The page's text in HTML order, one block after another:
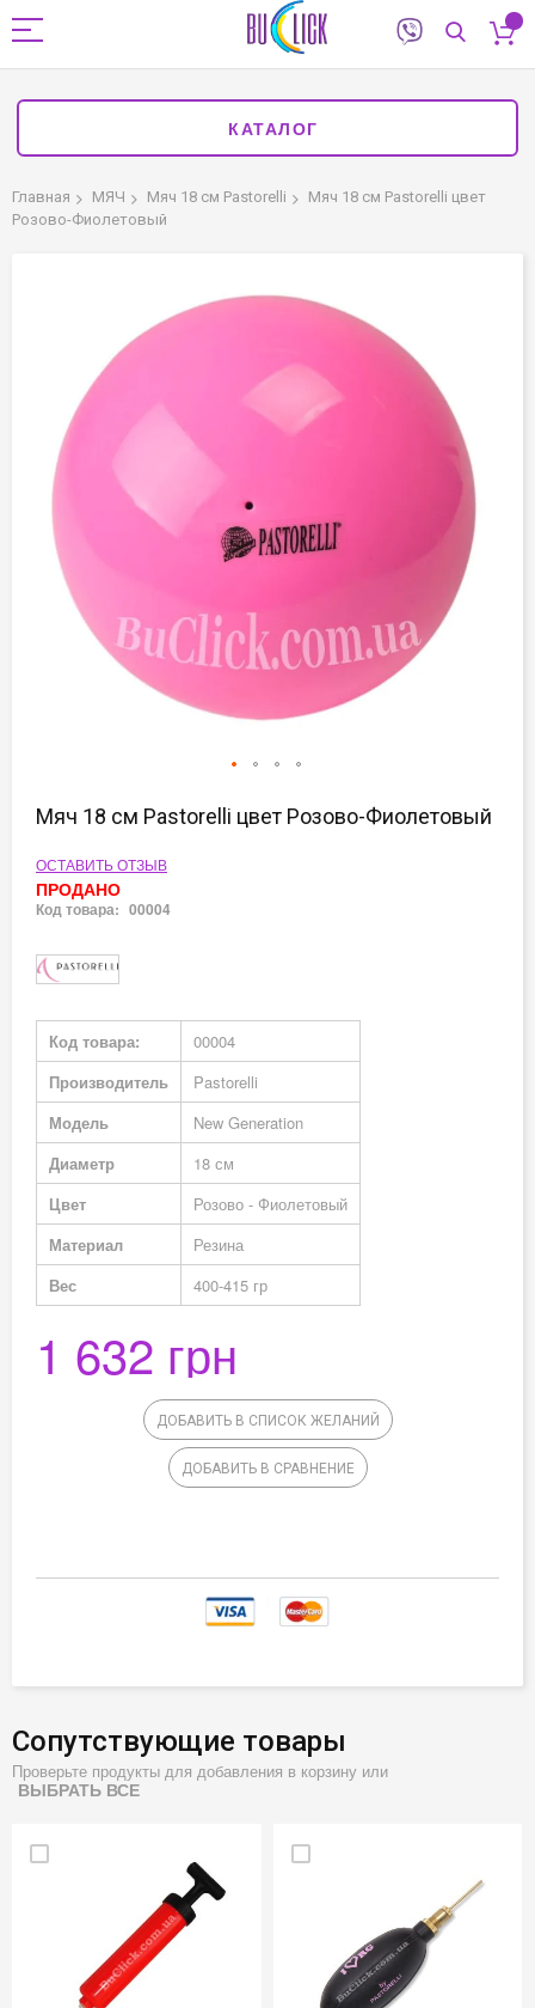
КАТАЛОГ
Главная МЯЧ Мяч 18 см Pastorelli
Мяч 18 см Pastorelli цвет
Розово-Фиолетовый
изображений
изображений
Мяч 18 см Pastorelli цвет Розово-Фиолетовый
ОСТАВИТЬ ОТЗЫВ
ПРОДАНО
Код товара: 00004
Подробная
информация
Код товара:
00004
Производитель
Pastorelli
Модель
New Generation
Диаметр
18 см
Цвет
Розово - Фиолетовый
Материал
Резина
Вес
400-415 гр
1 632 грн
ДОБАВИТЬ В СПИСОК ЖЕЛАНИЙ
ДОБАВИТЬ В СРАВНЕНИЕ
Сопутствующие товары
Проверьте продукты для добавления в корзину или
ВЫБРАТЬ ВСЕ